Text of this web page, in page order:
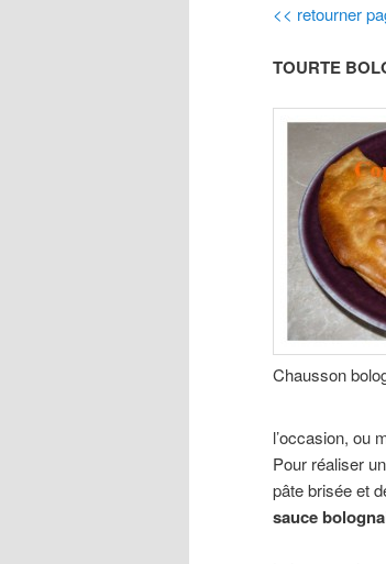
<< retourner
TOURTE
Chausson
l’occasion, ou
Pour réaliser
pâte brisée et
sauce